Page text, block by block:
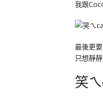
我跟
最後更
只想靜
笑